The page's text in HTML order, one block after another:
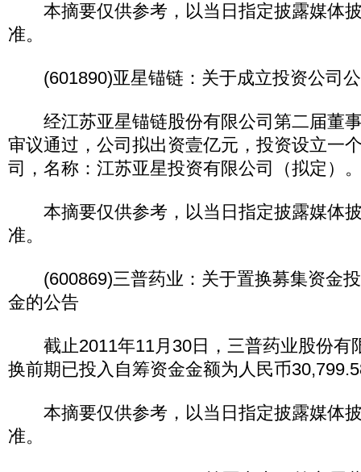
本摘要仅供参考，以当日指定披露媒体
准。
(601890)亚星锚链：关于成立投资公司
经江苏亚星锚链股份有限公司第二届董
审议通过，公司拟出资壹亿元，投资设立一
司，名称：江苏亚星投资有限公司（拟定）
本摘要仅供参考，以当日指定披露媒体
准。
(600869)三普药业：关于置换募集资金投
金的公告
截止2011年11月30日，三普药业股份有
换前期已投入自筹资金金额为人民币
本摘要仅供参考，以当日指定披露媒体
准。